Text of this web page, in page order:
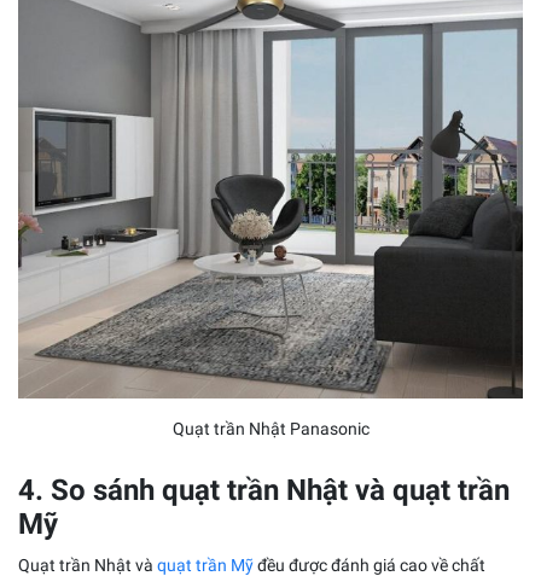
Quạt trần Nhật Panasonic
4. So sánh quạt trần Nhật và quạt trần
Mỹ
Quạt trần Nhật và quạt trần Mỹđều được đánh giá cao về chất